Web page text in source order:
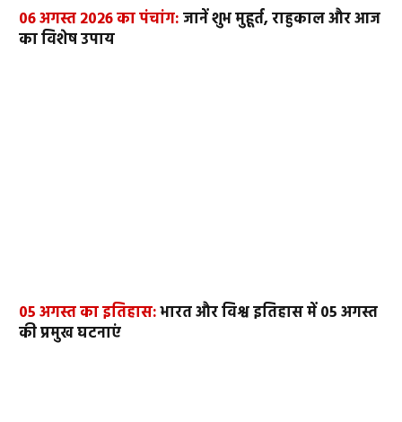
06 अगस्त 2026 का पंचांग:जानें शुभ मुहूर्त, राहुकाल और आज
का विशेष उपाय
05 अगस्त का इतिहास:भारत और विश्व इतिहास में 05 अगस्त
की प्रमुख घटनाएं